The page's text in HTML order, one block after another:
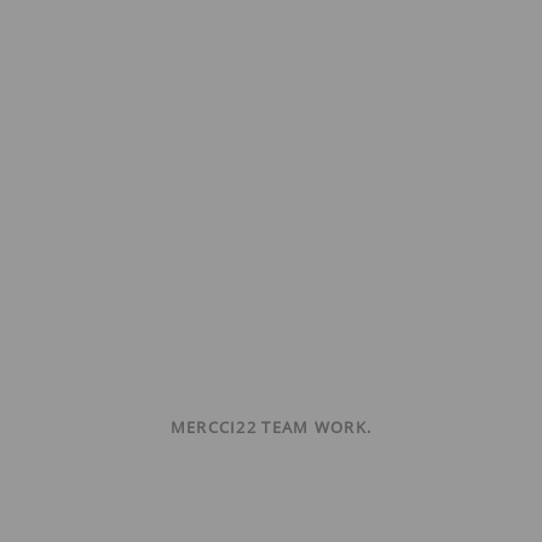
MERCCI22 TEAM WORK.